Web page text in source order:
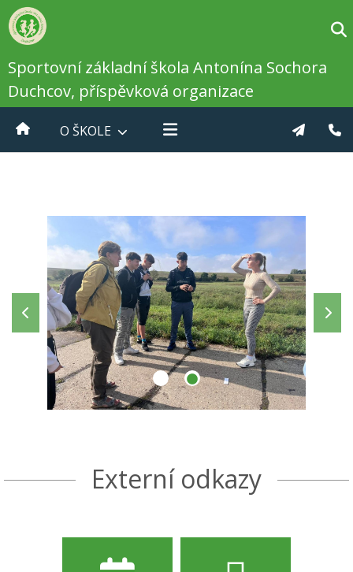
Sportovní základní škola Antonína Sochora
Duchcov, příspěvková organizace
O ŠKOLE
Externí odkazy